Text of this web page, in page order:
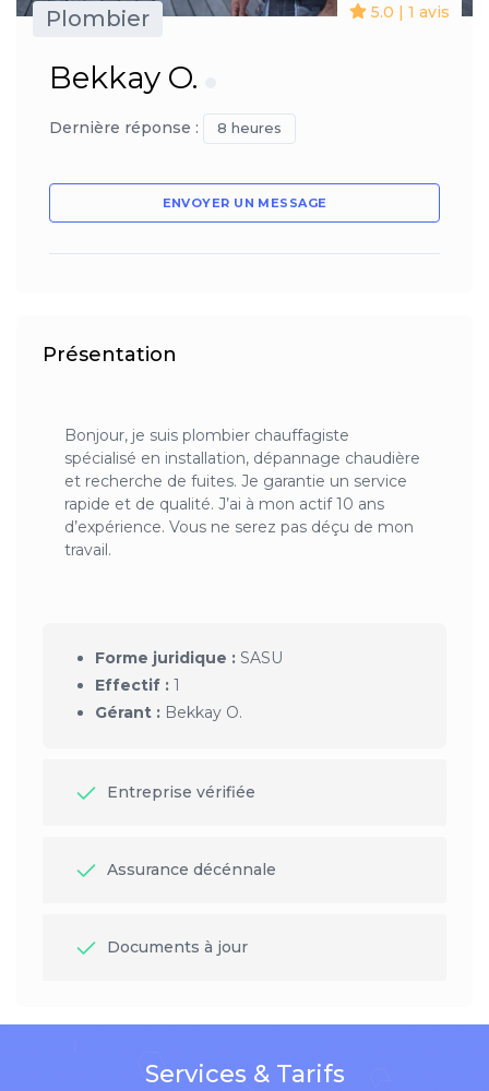
5.0 | 1 avis
Plombier
Bekkay O.
Dernière réponse : 8 heures
ENVOYER UN MESSAGE
Présentation
Bonjour, je suis plombier chauffagiste
spécialisé en installation, dépannage chaudière
et recherche de fuites. Je garantie un service
rapide et de qualité. J’ai à mon actif 10 ans
d’expérience. Vous ne serez pas déçu de mon
travail.
Forme juridique : SASU
Effectif : 1
Gérant : Bekkay O.
Entreprise vérifiée
Assurance décénnale
Documents à jour
Services & Tarifs